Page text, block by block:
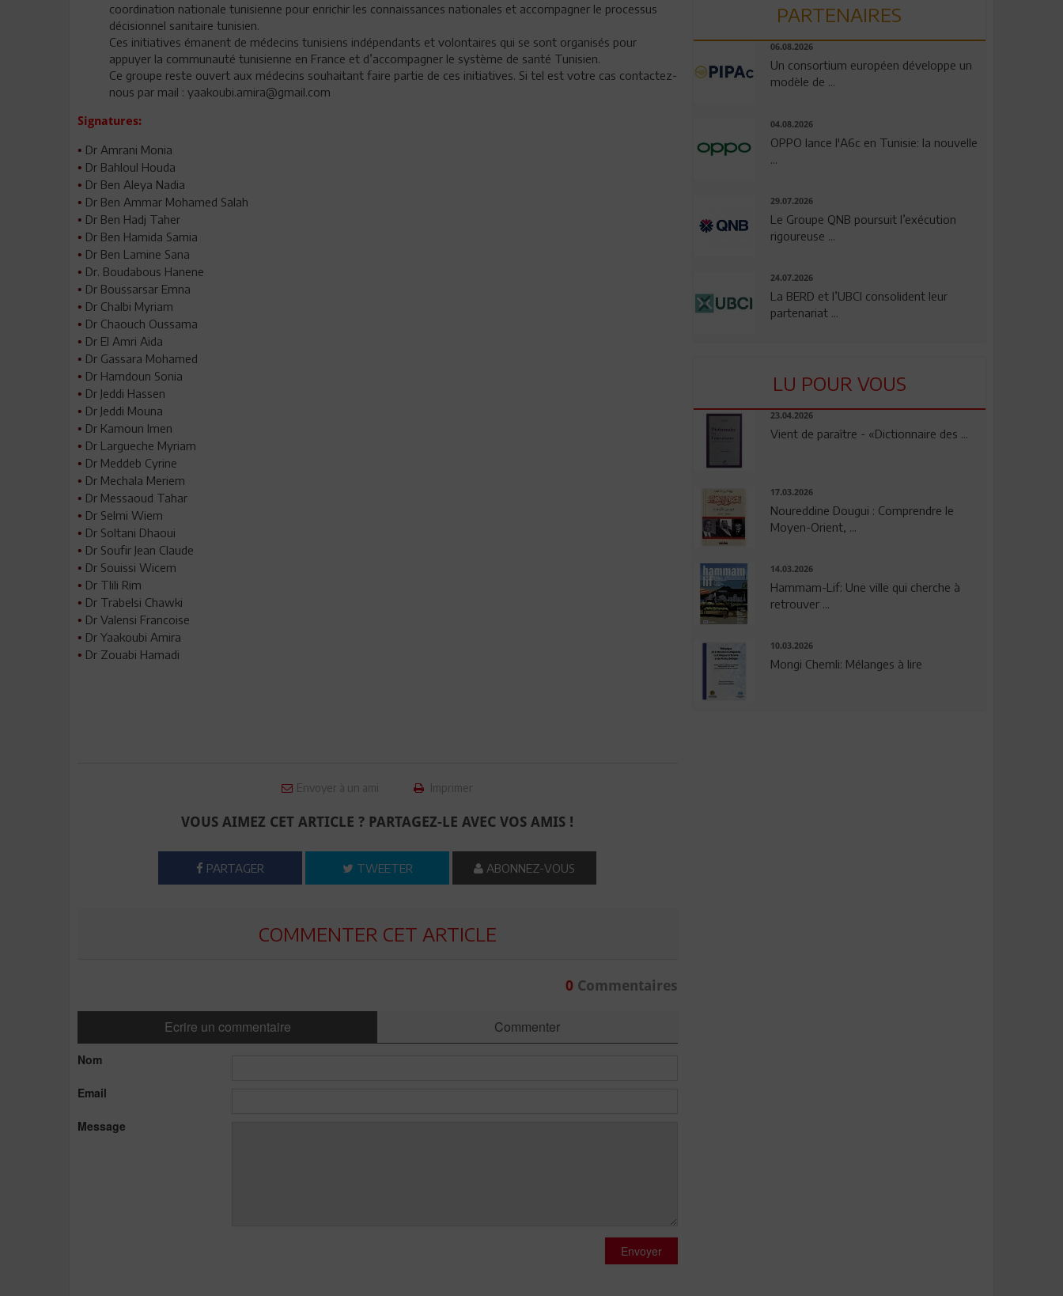
coordination nationale tunisienne pour enrichir les connaissances nationales et accompagner le processus
décisionnel sanitaire tunisien.
Ces initiatives émanent de médecins tunisiens indépendants et volontaires qui se sont organisés pour
appuyer la communauté tunisienne en France et d’accompagner le système de santé Tunisien.
Ce groupe reste ouvert aux médecins souhaitant faire partie de ces initiatives. Si tel est votre cas contactez-
nous par mail : yaakoubi.amira@gmail.com
Signatures:
• Dr Amrani Monia
• Dr Bahloul Houda
• Dr Ben Aleya Nadia
• Dr Ben Ammar Mohamed Salah
• Dr Ben Hadj Taher
• Dr Ben Hamida Samia
• Dr Ben Lamine Sana
• Dr. Boudabous Hanene
• Dr Boussarsar Emna
• Dr Chalbi Myriam
• Dr Chaouch Oussama
• Dr El Amri Aida
• Dr Gassara Mohamed
• Dr Hamdoun Sonia
• Dr Jeddi Hassen
• Dr Jeddi Mouna
• Dr Kamoun Imen
• Dr Largueche Myriam
• Dr Meddeb Cyrine
• Dr Mechala Meriem
• Dr Messaoud Tahar
• Dr Selmi Wiem
• Dr Soltani Dhaoui
• Dr Soufir Jean Claude
• Dr Souissi Wicem
• Dr Tlili Rim
• Dr Trabelsi Chawki
• Dr Valensi Francoise
• Dr Yaakoubi Amira
• Dr Zouabi Hamadi
Envoyer à un ami Imprimer
VOUS AIMEZ CET ARTICLE ? PARTAGEZ-LE AVEC VOS AMIS !
PARTAGER TWEETER ABONNEZ-VOUS
COMMENTER CET ARTICLE
0Commentaires
Ecrire un commentaire Commenter
Nom
Email
Message
Envoyer
PARTENAIRES
06.08.2026
Un consortium européen développe un
modèle de ...
04.08.2026
OPPO lance l'A6c en Tunisie: la nouvelle
29.07.2026
Le Groupe QNB poursuit l’exécution
rigoureuse ...
24.07.2026
La BERD et l’UBCI consolident leur
partenariat ...
LU POUR VOUS
23.04.2026
Vient de paraître - «Dictionnaire des ...
17.03.2026
Noureddine Dougui : Comprendre le
Moyen-Orient, ...
14.03.2026
Hammam-Lif: Une ville qui cherche à
retrouver ...
10.03.2026
Mongi Chemli: Mélanges à lire